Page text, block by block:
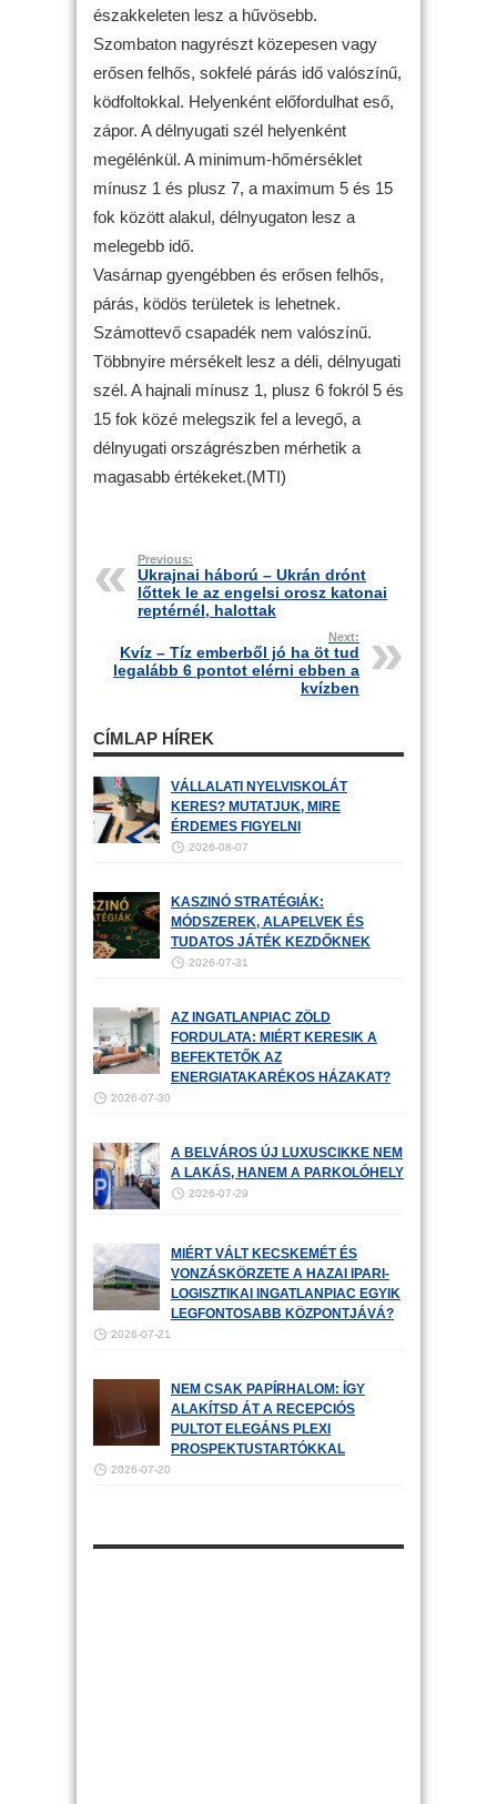
északkeleten lesz a hűvösebb.
Szombaton nagyrészt közepesen vagy
erősen felhős, sokfelé párás idő valószínű,
ködfoltokkal. Helyenként előfordulhat eső,
zápor. A délnyugati szél helyenként
megélénkül. A minimum-hőmérséklet
mínusz 1 és plusz 7, a maximum 5 és 15
fok között alakul, délnyugaton lesz a
melegebb idő.
Vasárnap gyengébben és erősen felhős,
párás, ködös területek is lehetnek.
Számottevő csapadék nem valószínű.
Többnyire mérsékelt lesz a déli, délnyugati
szél. A hajnali mínusz 1, plusz 6 fokról 5 és
15 fok közé melegszik fel a levegő, a
délnyugati országrészben mérhetik a
magasabb értékeket.(MTI)
Previous:
Ukrajnai háború – Ukrán drónt
lőttek le az engelsi orosz katonai
reptérnél, halottak
Next:
Kvíz – Tíz emberből jó ha öt tud
legalább 6 pontot elérni ebben a
kvízben
CÍMLAP HÍREK
VÁLLALATI NYELVISKOLÁT
KERES? MUTATJUK, MIRE
ÉRDEMES FIGYELNI
2026-08-07
KASZINÓ STRATÉGIÁK:
MÓDSZEREK, ALAPELVEK ÉS
TUDATOS JÁTÉK KEZDŐKNEK
2026-07-31
AZ INGATLANPIAC ZÖLD
FORDULATA: MIÉRT KERESIK A
BEFEKTETŐK AZ
ENERGIATAKARÉKOS HÁZAKAT?
2026-07-30
A BELVÁROS ÚJ LUXUSCIKKE NEM
A LAKÁS, HANEM A PARKOLÓHELY
2026-07-29
MIÉRT VÁLT KECSKEMÉT ÉS
VONZÁSKÖRZETE A HAZAI IPARI-
LOGISZTIKAI INGATLANPIAC EGYIK
LEGFONTOSABB KÖZPONTJÁVÁ?
2026-07-21
NEM CSAK PAPÍRHALOM: ÍGY
ALAKÍTSD ÁT A RECEPCIÓS
PULTOT ELEGÁNS PLEXI
PROSPEKTUSTARTÓKKAL
2026-07-20